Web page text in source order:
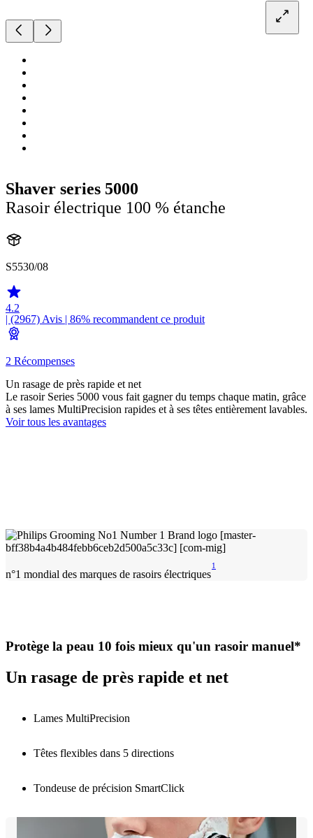
Shaver series 5000
Rasoir électrique 100 % étanche
S5530/08
4.2
| (2967) Avis | 86% recommandent ce produit
2 Récompenses
Un rasage de près rapide et net
Le rasoir Series 5000 vous fait gagner du temps chaque matin, grâce
à ses lames MultiPrecision rapides et à ses têtes entièrement lavables.
Voir tous les avantages
n°1 mondial des marques de rasoirs électriques
1
Protège la peau 10 fois mieux qu'un rasoir manuel*
Un rasage de près rapide et net
Lames MultiPrecision
Têtes flexibles dans 5 directions
Tondeuse de précision SmartClick